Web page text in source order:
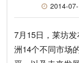
2014-
7月15日，莱坊
洲14个不同市场